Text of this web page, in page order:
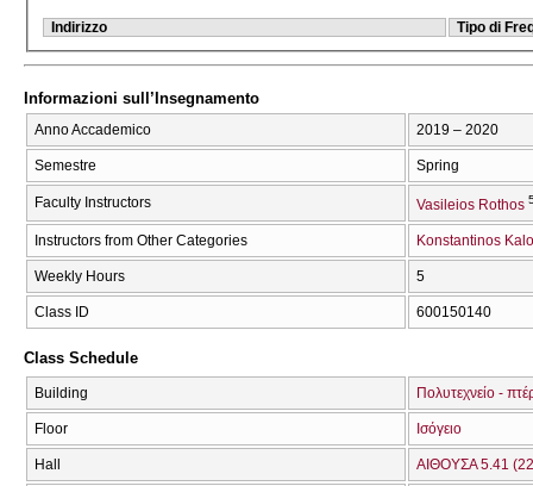
Indirizzo Tipo di
Informazioni sull’Insegnamento
Anno Accademico 2019 – 2020
Semestre Spring
Faculty Instructors Vasileios Rothos
Instructors from Other Categories Konstantinos
Weekly Hours 5
Class ID 600150140
Class Schedule
Building Πολυτεχνείο -
Floor Ισόγειο
Hall ΑΙΘΟΥΣΑ 5.41